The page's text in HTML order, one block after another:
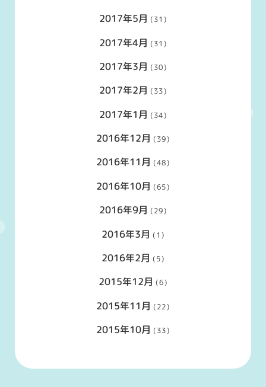
2017年5月 (31)
2017年4月 (31)
2017年3月 (30)
2017年2月 (33)
2017年1月 (34)
2016年12月 (39)
2016年11月 (48)
2016年10月 (65)
2016年9月 (29)
2016年3月 (1)
2016年2月 (5)
2015年12月 (6)
2015年11月 (22)
2015年10月 (33)